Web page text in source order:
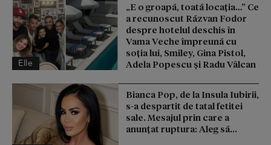
Elle
„E o groapă, toată locația…” Ce
a recunoscut Răzvan Fodor
despre hotelul deschis în
Vama Veche împreună cu
soția lui, Smiley, Gina Pistol,
Adela Popescu și Radu Vâlcan
Bianca Pop, de la Insula Iubirii,
s-a despartit de tatal fetitei
sale. Mesajul prin care a
anunțat ruptura: Aleg să...